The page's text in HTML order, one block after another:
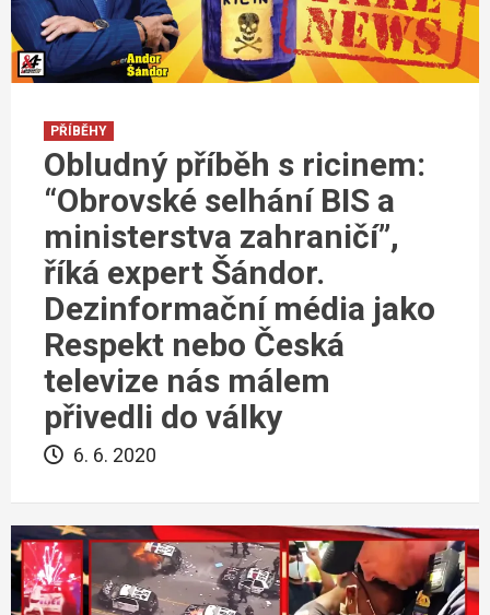
PŘÍBĚHY
Obludný příběh s ricinem:
“Obrovské selhání BIS a
ministerstva zahraničí”,
říká expert Šándor.
Dezinformační média jako
Respekt nebo Česká
televize nás málem
přivedli do války
6. 6. 2020